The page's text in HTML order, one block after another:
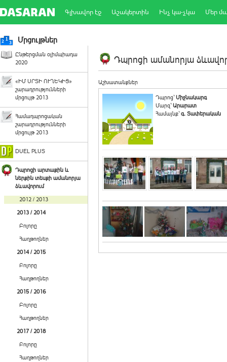
Գլխավոր էջ Աշակերտին Ինչ կա-չկա Մեր
Մրցույթներ
Ընթերցման օլիմպիադա
2020
«ԻՄ ՍՐՏԻ ՈՒՂԵԿԻՑ»
շարադրությունների
մրցույթ 2013
Համադպրոցական
շարադրությունների
մրցույթ 2013
DUEL PLUS
Դպրոցի արտաքին և
ներքին տեսքի ամանորյա
ձևավորում
2012 / 2013
2013 / 2014
Բոլորը
Հաղթողներ
2014 / 2015
Բոլորը
Հաղթողներ
2015 / 2016
Բոլորը
Հաղթողներ
2017 / 2018
Բոլորը
Հաղթողներ
Դպրոցի ամանորյա
Աշխատանքներ
Դպրոց`Միջնակարգ
Մարզ`Արարատ
Համայնք`գ. Տափերական